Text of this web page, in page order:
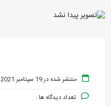
منتشر شده در 19 سپتامبر 2021
تعداد دیدگاه ها :